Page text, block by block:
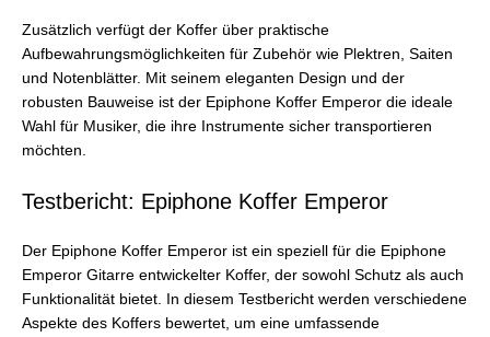
Zusätzlich verfügt der Koffer über praktische
Aufbewahrungsmöglichkeiten für Zubehör wie Plektren, Saiten
und Notenblätter. Mit seinem eleganten Design und der
robusten Bauweise ist der Epiphone Koffer Emperor die ideale
Wahl für Musiker, die ihre Instrumente sicher transportieren
möchten.
Testbericht: Epiphone Koffer Emperor
Der Epiphone Koffer Emperor ist ein speziell für die Epiphone
Emperor Gitarre entwickelter Koffer, der sowohl Schutz als auch
Funktionalität bietet. In diesem Testbericht werden verschiedene
Aspekte des Koffers bewertet, um eine umfassende